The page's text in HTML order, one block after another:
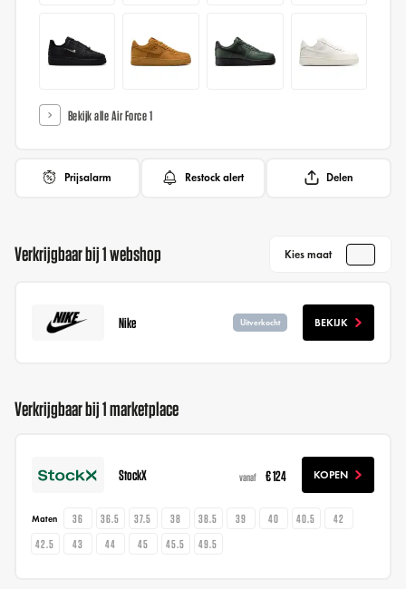
Bekijk alle Air Force 1
Prijsalarm Restock alert Delen
Verkrijgbaar bij 1 webshop Kies maat
Nike Uitverkocht BEKIJK
Verkrijgbaar bij 1 marketplace
StockX vanaf € 124 KOPEN
Maten 36 36.5 37.5 38 38.5 39 40 40.5
42
42.5
43 44 45 45.5 49.5